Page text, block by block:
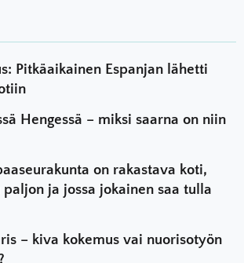
Pitkäaikainen Espanjan lähetti
Hengessä – miksi saarna on niin
on rakastava koti,
ja jossa jokainen saa tulla
– kiva kokemus vai nuorisotyön